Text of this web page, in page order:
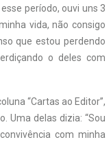
período, ouvi uns 3
vida, não consigo
que estou perdendo
o deles com
“Cartas ao Editor”,
Uma delas dizia: “Sou
com minha